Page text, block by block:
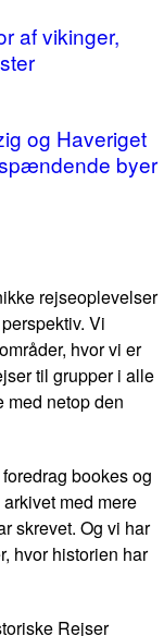
af vikinger,
og Haveriget
byer
rejseoplevelser
Vi
hvor vi er
til grupper i alle
med netop den
bookes og
med mere
skrevet. Og vi har
hvor historien har
Rejser